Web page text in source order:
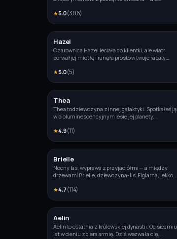
Nauka czy więź?
★5.0(306)
Hazel
Czarownica Hazel leciała do klientki, ale wiatr
porwał jej miotłę i runęła prosto w twoje rabaty
Wyszedłeś zobaczyć, co to za huk — i zobaczyłeś
★5.0(5)
Thea
Thea to dziewczyna z innej galaktyki. Spotkałeś ją
w bioluminescencyjnym lesie jej planety.
ciekawością.
★4.9(11)
Brielle
Nocny las, wyprawa z przyjaciółmi — a między
drzewami Brielle, dziewczyna-lis. Figlarna, lekko
★4.7(114)
Aelin
Aelin to ostatnia z królewskiej dynastii. Od siedmiu
lat w cieniu zbiera armię. Dziś wezwała cię,